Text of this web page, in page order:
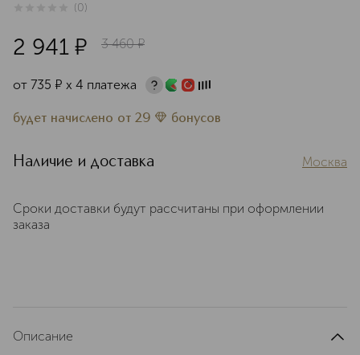
(0)
2 941 ¤ 3 460 ¤
от 735 ¤ х 4 платежа
будет начислено от 29 бонусов
Наличие и доставка Москва
Сроки доставки будут рассчитаны при оформлении
заказа
Описание